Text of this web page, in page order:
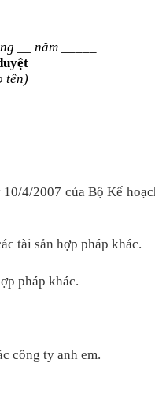
__ năm _____
tên)
4/2007 của Bộ Kế
tài sản hợp pháp khác.
pháp khác.
công ty anh em.